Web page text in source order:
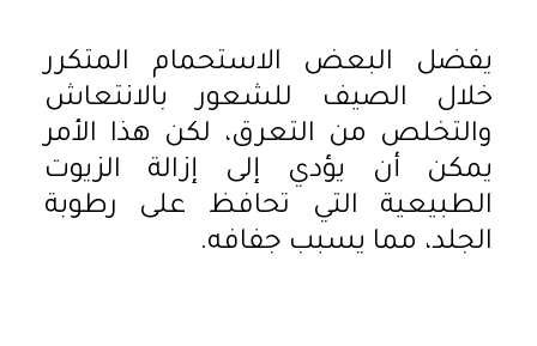
يفضل البعض الاستحمام المتكرر
خلال الصيف للشعور بالانتعاش
والتخلص من التعرق، لكن هذا الأمر
يمكن أن يؤدي إلى إزالة الزيوت
الطبيعية التي تحافظ على رطوبة
الجلد، مما يسبب جفافه.